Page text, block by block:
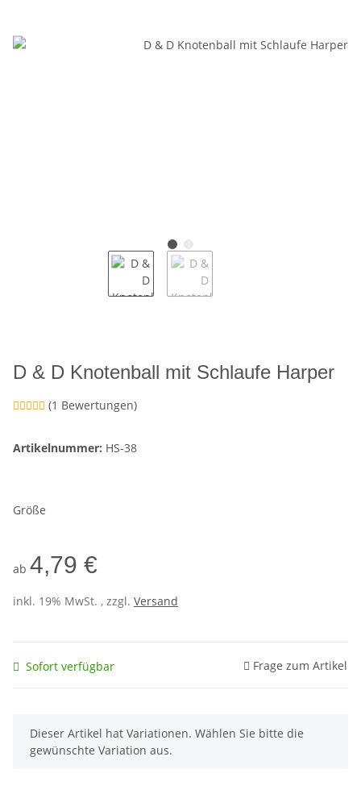
D & D Knotenball mit Schlaufe Harper
(1 Bewertungen)
Artikelnummer: HS-38
Größe
ab 4,79 €
inkl. 19% MwSt. , zzgl. Versand
Sofort verfügbar Frage zum Artikel
x
Dieser Artikel hat Variationen. Wählen Sie bitte die
gewünschte Variation aus.